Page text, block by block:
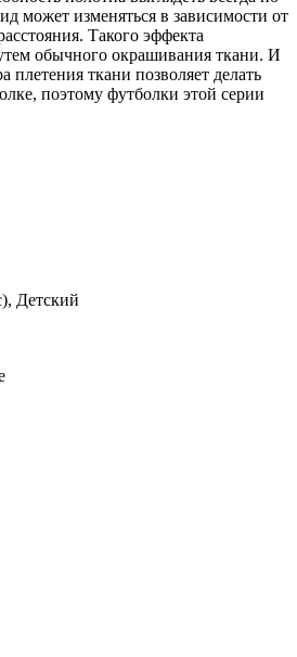
может изменяться в зависимости от
Такого эффекта
обычного окрашивания ткани. И
плетения ткани позволяет делать
поэтому футболки этой серии
Детский